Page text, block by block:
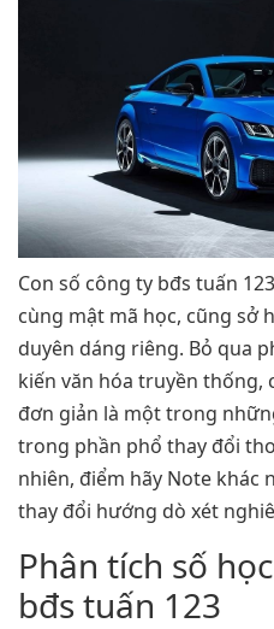
Con số công ty bđs tuấn
cùng mật mã học, cũng sở
duyên dáng riêng. Bỏ qua
kiến văn hóa truyền thống,
đơn giản là một trong
trong phần phổ thay đổi
nhiên, điểm hãy Note khác
thay đổi hướng dò xét
Phân tích số
bđs tuấn 123